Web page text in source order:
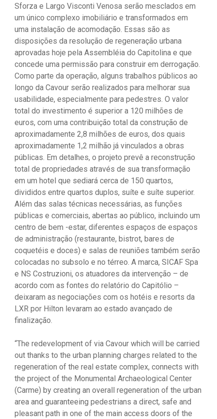
Sforza e Largo Visconti Venosa serão mesclados em
um único complexo imobiliário e transformados em
uma instalação de acomodação. Essas são as
disposições da resolução de regeneração urbana
aprovadas hoje pela Assembléia do Capitolina e que
concede uma permissão para construir em derrogação.
Como parte da operação, alguns trabalhos públicos ao
longo da Cavour serão realizados para melhorar sua
usabilidade, especialmente para pedestres. O valor
total do investimento é superior a 120 milhões de
euros, com uma contribuição total da construção de
aproximadamente 2,8 milhões de euros, dos quais
aproximadamente 1,2 milhão já vinculados a obras
públicas. Em detalhes, o projeto prevê a reconstrução
total de propriedades através de sua transformação
em um hotel que sediará cerca de 150 quartos,
divididos entre quartos duplos, suíte e suíte superior.
Além das salas técnicas necessárias, as funções
públicas e comerciais, abertas ao público, incluindo um
centro de bem -estar, diferentes espaços de espaços
de administração (restaurante, bistrot, bares de
coquetéis e doces) e salas de reuniões também serão
colocadas no subsolo e no térreo. A marca, SICAF Spa
e NS Costruzioni, os atuadores da intervenção – de
acordo com as fontes do relatório do Capitólio –
deixaram as negociações com os hotéis e resorts da
LXR por Hilton levaram ao estado avançado de
finalização.
“The redevelopment of via Cavour which will be carried
out thanks to the urban planning charges related to the
regeneration of the real estate complex, connects with
the project of the Monumental Archaeological Center
(Carme) by creating an overall regeneration of the urban
area and guaranteeing pedestrians a direct, safe and
pleasant path in one of the main access doors of the